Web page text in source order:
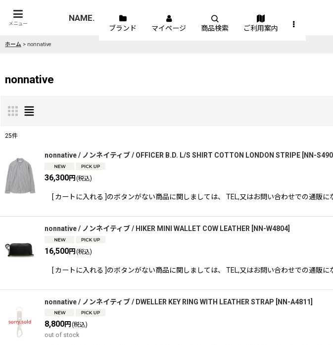
メニュー
NAME.
ブランド マイページ 商品検索 ご利用案内
ホーム > nonnative
nonnative
並び順
25件
nonnative / ノンネイティブ / OFFICER B.D. L/S SHIRT COTTON LONDON STRIPE NN-
36,300円 (税込)
[ カートに入れる ]のボタンがない商品に関しましては、 TEL,又はお問い合わせでの通販に
nonnative / ノンネイティブ / HIKER MINI WALLET COW LEATHER NN-W4804
16,500円(税込)
[ カートに入れる ]のボタンがない商品に関しましては、 TEL,又はお問い合わせでの通販に
nonnative / ノンネイティブ / DWELLER KEY RING WITH LEATHER STRAP [NN-A4811]
8,800円 (税込)
out of stock